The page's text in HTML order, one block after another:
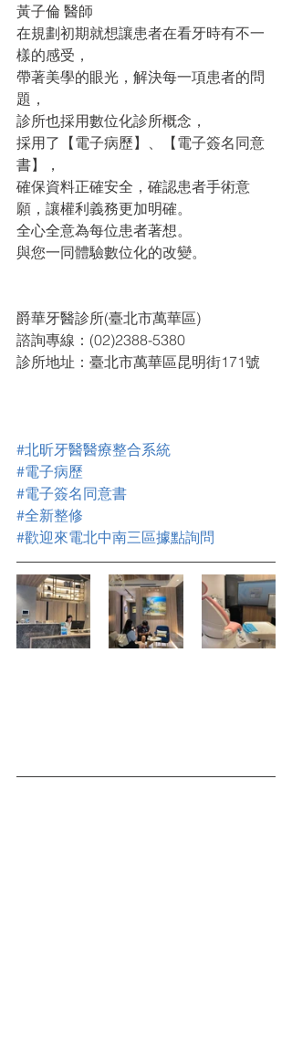
黃子倫 醫師
在規劃初期就想讓患者在看牙時有不一
樣的感受，
帶著美學的眼光，解決每一項患者的問
題，
診所也採用數位化診所概念，
採用了【電子病歷】、【電子簽名同意
書】，
確保資料正確安全，確認患者手術意
願，讓權利義務更加明確。
全心全意為每位患者著想。
與您一同體驗數位化的改變。
爵華牙醫診所(臺北市萬華區)
諮詢專線：(02)2388-5380
診所地址：臺北市萬華區昆明街171號
#北昕牙醫醫療整合系統
#電子病歷
#電子簽名同意書
#全新整修
#歡迎來電北中南三區據點詢問